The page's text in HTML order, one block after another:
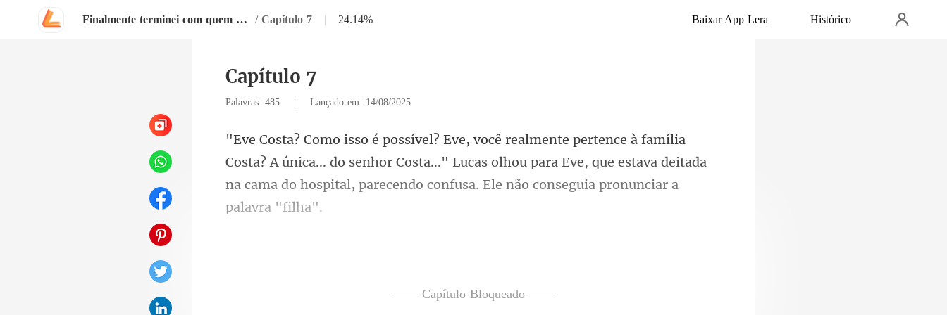
Finalmente terminei com quem amei por anos / Capítulo 7 | 24.14% Baixar App Lera Histórico
Capítulo 7
Palavras: 485 | Lançado em: 14/08/2025
A única... do senhor Costa..." Lucas olhou para Eve, que estava deitada
na cama
—— Capítulo Bloqueado ——